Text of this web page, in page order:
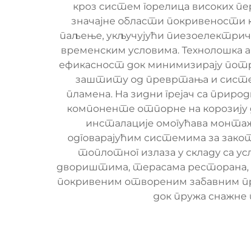
кроз систем горелица високих
значајне области покривености
паљење, укључујући
временским условима. Технолошка
ефикасност док минимизирају
заштиту од превртања и
пламена. На зидни грејач са
компоненте отпорне на
инсталације омогућава
одговарајућим системима за
топлотног излаза у складу са
двориштима, терасама ресторана,
покривеним отвореним забавним
док пружа снажне